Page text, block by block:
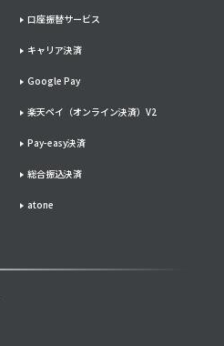
口座振替サービス
キャリア決済
楽天ペイ（オンライン決済）V2
Google Pay
Pay-easy決済
総合振込決済
atone